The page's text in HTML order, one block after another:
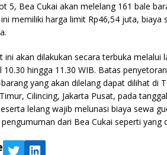
5, Bea Cukai akan melelang 161 bale
memiliki harga limit Rp46,54 juta, biaya
ini akan dilakukan secara terbuka
10.30 hingga 11.30 WIB. Batas
yang akan dilelang dapat dilihat di
Cilincing, Jakarta Pusat, pada
lelang wajib melunasi biaya sewa
dari Bea Cukai seperti yang